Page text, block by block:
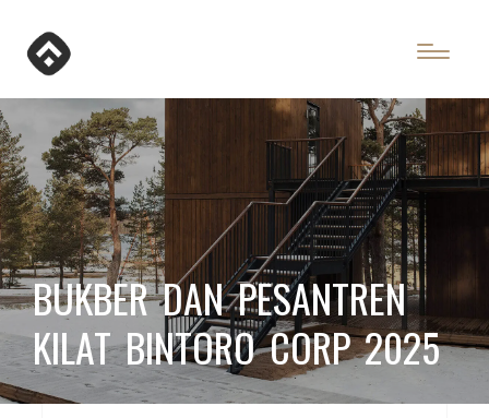
BUKBER DAN PESANTREN
KILAT BINTORO CORP 2025